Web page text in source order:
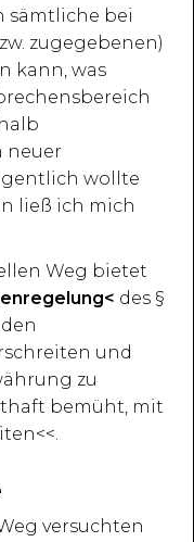
sämtliche bei
zugegebenen)
kann, was
neuer
wollte
ließ ich mich
Weg bietet
des §
und
zu
bemüht, mit
versuchten